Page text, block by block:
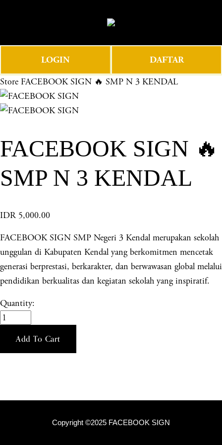
e
e
n
u
LOGIN DAFTAR
Store FACEBOOK SIGN 🔥 SMP N 3 KENDAL
FACEBOOK SIGN 🔥
SMP N 3 KENDAL
IDR 5,000.00
FACEBOOK SIGN SMP Negeri 3 Kendal merupakan sekolah
unggulan di Kabupaten Kendal yang berkomitmen mencetak
generasi berprestasi, berkarakter, dan berwawasan global melalui
pendidikan berkualitas dan kegiatan sekolah yang inspiratif.
Quantity:
Add To Cart
Copyright ©2025 FACEBOOK SIGN